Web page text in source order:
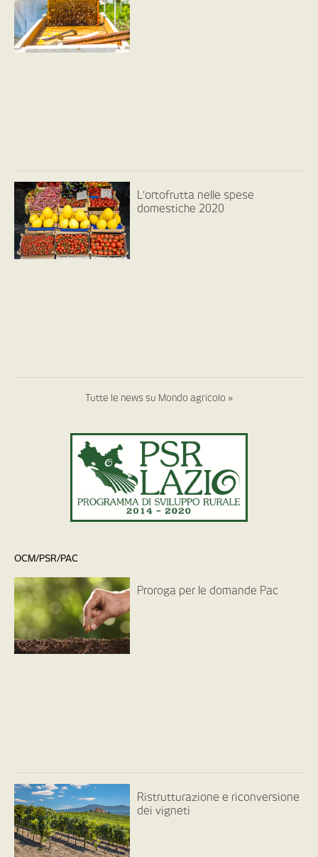
L’ortofrutta nelle spese
domestiche 2020
Tutte le news su Mondo agricolo »
OCM/PSR/PAC
Proroga per le domande Pac
Ristrutturazione e riconversione
dei vigneti